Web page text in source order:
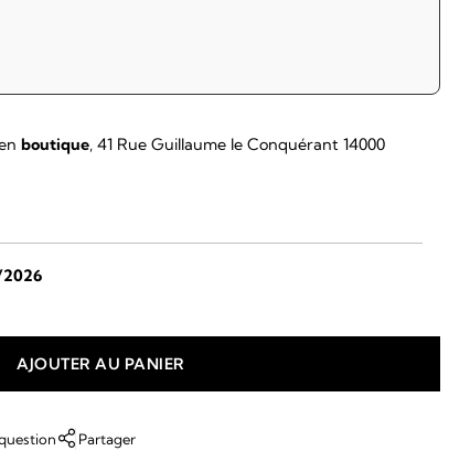
boutique, 41 Rue Guillaume le Conquérant 14000
AJOUTER AU PANIER
Partager